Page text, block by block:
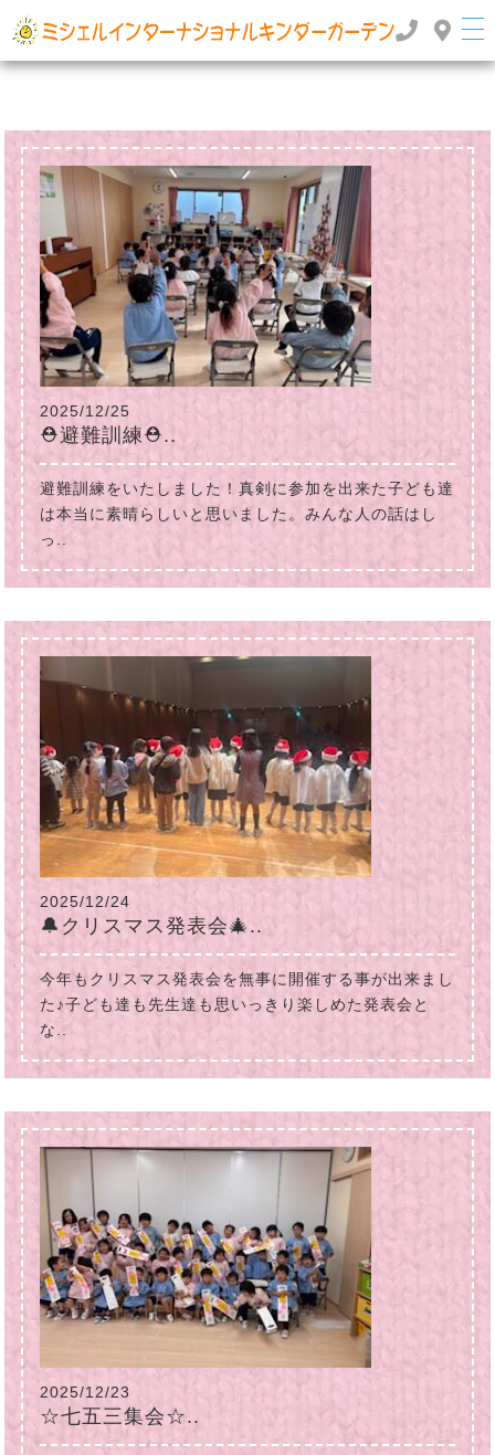
ーガーデン
TOP
2025/12/25
⛑避難訓練⛑..
避難訓練をいたしました！真剣に参加を出来た子ども達
は本当に素晴らしいと思いました。みんな人の話はし
っ..
2025/12/24
🔔クリスマス発表会🎄..
今年もクリスマス発表会を無事に開催する事が出来まし
た♪子ども達も先生達も思いっきり楽しめた発表会と
な..
2025/12/23
☆七五三集会☆..